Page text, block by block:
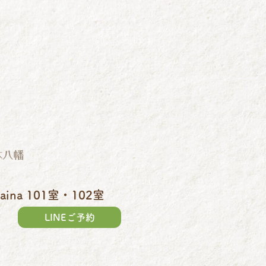
101室・102室
LINEご予約